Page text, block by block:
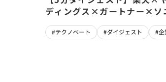
ディングス×ガートナー×
切り開く経営革新 (G1経営
#テクノベート #ダイジェスト #企